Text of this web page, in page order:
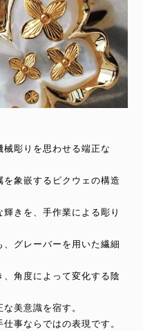
彫りを思わせる端正な
象嵌するピクウェの構造
きを、手作業による彫り
グレーバーを用いた繊細
角度によって変化する陰
美意識を宿す。
事ならではの表現です。